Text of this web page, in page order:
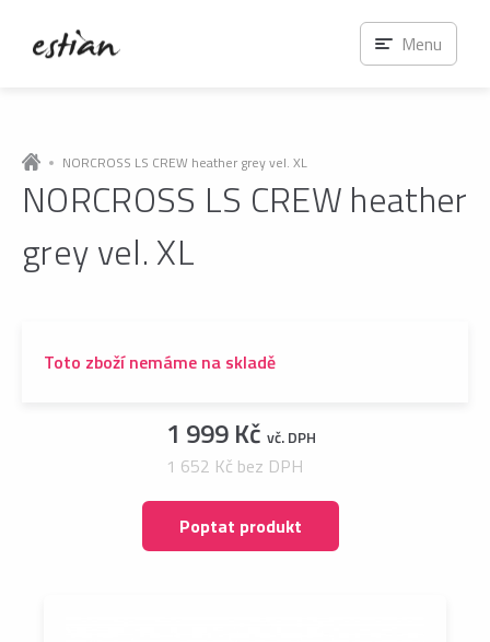
NORCROSS LS CREW heather grey vel. XL
NORCROSS LS CREW heather
grey vel. XL
Toto zboží nemáme na skladě
1 999 Kč vč. DPH
1 652 Kč bez DPH
Poptat produkt
Menu